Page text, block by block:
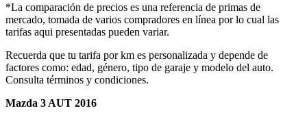
*La comparación de precios es una referencia de primas de
mercado, tomada de varios compradores en línea por lo cual las
tarifas aqui presentadas pueden variar.
Recuerda que tu tarifa por km es personalizada y depende de
factores como: edad, género, tipo de garaje y modelo del auto.
Consulta términos y condiciones.
Mazda 3 AUT 2016